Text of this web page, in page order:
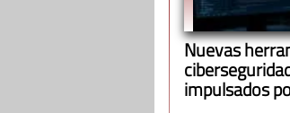
Nuevas
impulsados